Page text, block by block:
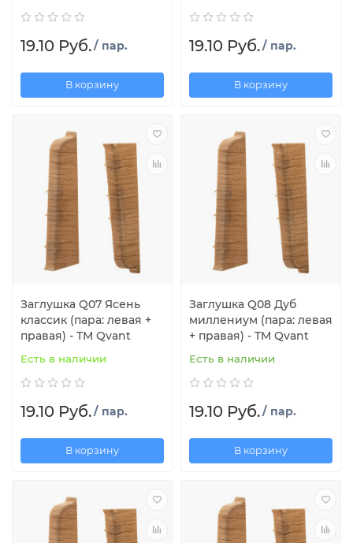
19.10 Руб./ пар.
В корзину
19.10 Руб./ пар.
В корзину
Заглушка Q07 Ясень
классик (пара: левая +
правая) - ТМ Qvant
Есть в наличии
19.10 Руб./ пар.
В корзину
Заглушка Q08 Дуб
миллениум (пара: левая
+ правая) - ТМ Qvant
Есть в наличии
19.10 Руб./ пар.
В корзину